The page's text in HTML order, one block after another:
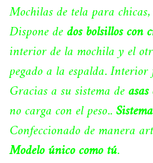
Mochilas de tela para
Dispone dedos bolsillos con
interior de la mochila y el
pegado a la espalda.
Gracias a su sistema de
no carga con el peso..
Confeccionado de manera
Modelo único como tú.